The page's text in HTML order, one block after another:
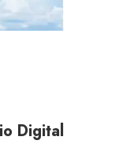
Digital